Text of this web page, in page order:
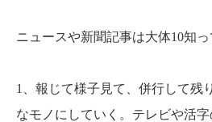
ニュースや新聞記事は大体10知っ
1、報じて様子見て、併行して残
なモノにしていく。テレビや活